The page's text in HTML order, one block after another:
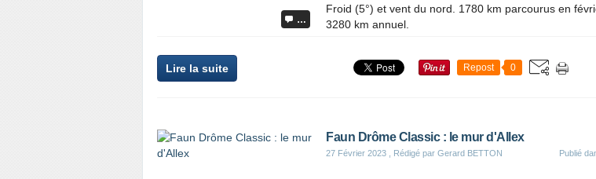
…
Froid (5°) et vent du nord. 1780 km parcourus en
3280 km annuel.
Lire la suite Repost 0
Faun Drôme Classic : le mur d'Allex
27 Février 2023 , Rédigé par Gerard BETTON Publié